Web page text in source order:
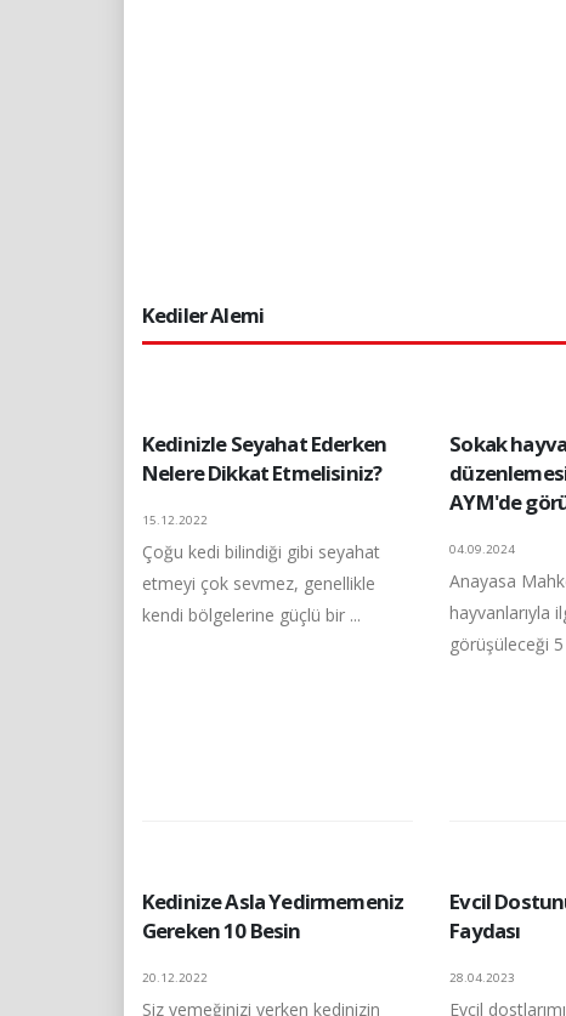
Kediler Alemi
Kedinizle Seyahat Ederken
Nelere Dikkat Etmelisiniz?
15.12.2022
Çoğu kedi bilindiği gibi seyahat
etmeyi çok sevmez, genellikle
kendi bölgelerine güçlü bir ...
Sokak
AYM'de
04.09.2024
Anayasa
hayvanlarıyla
görüşüleceği 5
Kedinize Asla Yedirmemeniz
Gereken 10 Besin
20.12.2022
Siz yemeğinizi yerken kedinizin
Evcil
Faydası
28.04.2023
Evcil